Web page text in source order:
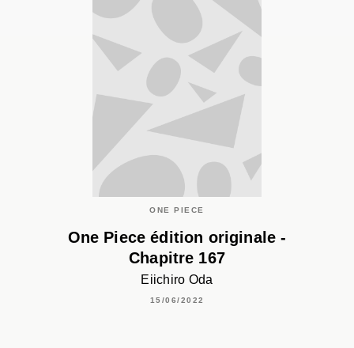
ONE PIECE
One Piece édition originale -
Chapitre 167
Eiichiro Oda
15/06/2022